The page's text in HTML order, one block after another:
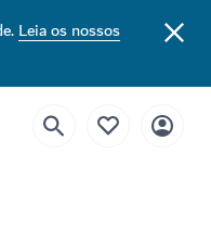
Leia os nossos